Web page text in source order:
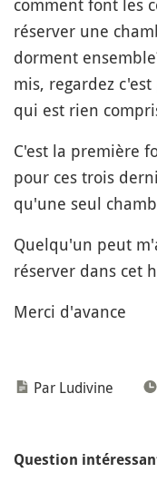
comment font les
réserver une
dorment
mis, regardez
qui est rien
C'est la première
pour ces trois
qu'une seul
Quelqu'un peut
réserver dans cet
Merci d'avance
Par Ludivine
Question